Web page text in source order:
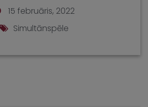
15 februāris, 2022
Simultānspēle